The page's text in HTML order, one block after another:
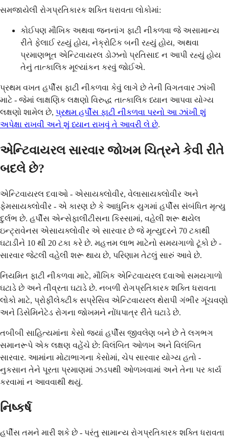
સમજાયેલી રોગપ્રતિકારક શક્તિ ધરાવતા લોકોમાં:
કોઈપણ મૌખિક અથવા જનનાંગ ફાટી નીકળવા જે અસામાન્ય
રીતે ફેલાઈ રહ્યું હોય, નેક્રોટિક બની રહ્યું હોય, અથવા
પ્રમાણભૂત એન્ટિવાયરલ ડોઝનો પ્રતિસાદ ન આપી રહ્યું હોય
તેનું તાત્કાલિક મૂલ્યાંકન કરવું જોઈએ.
પ્રથમ વખત હર્પીસ ફાટી નીકળવા કેવું લાગે છે તેની વિગતવાર ઝાંખી
માટે - જેમાં લાક્ષણિક લક્ષણો વિરુદ્ધ તાત્કાલિક ધ્યાન આપવા યોગ્ય
લક્ષણો શામેલ છે, પ્રથમ હર્પીસ ફાટી નીકળવા પરનો આ ઝાંખી શું
અપેક્ષા રાખવી અને શું ધ્યાન રાખવું તે આવરી લે છે.
એન્ટિવાયરલ સારવાર જોખમ ચિત્રને કેવી રીતે
બદલે છે?
એન્ટિવાયરલ દવાઓ - એસાયક્લોવીર, વેલાસાયક્લોવીર અને
ફેમસાયક્લોવીર - એ કારણ છે કે આધુનિક યુગમાં હર્પીસ સંબંધિત મૃત્યુ
દુર્લભ છે. હર્પીસ એન્સેફાલીટીસના કિસ્સામાં, વહેલી શરૂ થયેલ
ઇન્ટ્રાવેનસ એસાયક્લોવીર એ સારવાર છે જે મૃત્યુદરને 70 ટકાથી
ઘટાડીને 10 થી 20 ટકા કરે છે. મહત્તમ લાભ માટેનો સમયગાળો ટૂંકો છે -
સારવાર જેટલી વહેલી શરૂ થાય છે, પરિણામ તેટલું સારું આવે છે.
નિયમિત ફાટી નીકળવા માટે, મૌખિક એન્ટિવાયરલ દવાઓ સમયગાળો
ઘટાડે છે અને તીવ્રતા ઘટાડે છે. નબળી રોગપ્રતિકારક શક્તિ ધરાવતા
લોકો માટે, પ્રોફીલેક્ટીક સપ્રેસિવ એન્ટિવાયરલ થેરાપી ગંભીર ગૂંચવણો
અને ડિસેમિનેટેડ રોગના જોખમને નોંધપાત્ર રીતે ઘટાડે છે.
તબીબી સાહિત્યમાંના કેસો જ્યાં હર્પીસ જીવલેણ બને છે તે લગભગ
સમાનરૂપે એક લક્ષણ વહેંચે છે: વિલંબિત ઓળખ અને વિલંબિત
સારવાર. આમાંના મોટાભાગના કેસોમાં, ચેપ સારવાર યોગ્ય હતો -
નુકસાન તેને પૂરતા પ્રમાણમાં ઝડપથી ઓળખવામાં અને તેના પર કાર્ય
કરવામાં ન આવવાથી થયું.
નિષ્કર્ષ
હર્પીસ તમને મારી શકે છે - પરંતુ સામાન્ય રોગપ્રતિકારક શક્તિ ધરાવતા